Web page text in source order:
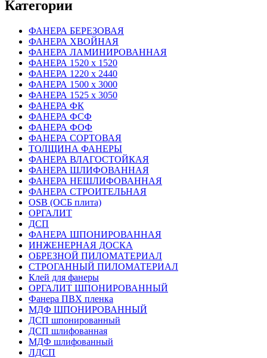
Категории
ФАНЕРА БЕРЕЗОВАЯ
ФАНЕРА ХВОЙНАЯ
ФАНЕРА ЛАМИНИРОВАННАЯ
ФАНЕРА 1520 х 1520
ФАНЕРА 1220 х 2440
ФАНЕРА 1500 х 3000
ФАНЕРА 1525 х 3050
ФАНЕРА ФК
ФАНЕРА ФСФ
ФАНЕРА ФОФ
ФАНЕРА СОРТОВАЯ
ТОЛЩИНА ФАНЕРЫ
ФАНЕРА ВЛАГОСТОЙКАЯ
ФАНЕРА ШЛИФОВАННАЯ
ФАНЕРА НЕШЛИФОВАННАЯ
ФАНЕРА СТРОИТЕЛЬНАЯ
OSB (ОСБ плита)
ОРГАЛИТ
ДСП
ФАНЕРА ШПОНИРОВАННАЯ
ИНЖЕНЕРНАЯ ДОСКА
ОБРЕЗНОЙ ПИЛОМАТЕРИАЛ
СТРОГАННЫЙ ПИЛОМАТЕРИАЛ
Клей для фанеры
ОРГАЛИТ ШПОНИРОВАННЫЙ
Фанера ПВХ пленка
МДФ ШПОНИРОВАННЫЙ
ДСП шпонированный
ДСП шлифованная
МДФ шлифованный
ЛДСП